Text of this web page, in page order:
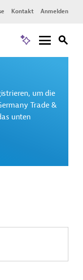
Kontakt Anmelden
um die
Trade &
unten